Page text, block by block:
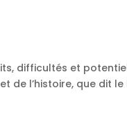
difficultés et
de l’histoire, que dit